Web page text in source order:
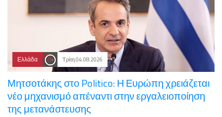
Ελλάδα Τρίτη 04.08.2026
Μητσοτάκης στο Politico: Η Ευρώπη χρειάζεται
νέο μηχανισμό απέναντι στην εργαλειοποίηση
της μετανάστευσης